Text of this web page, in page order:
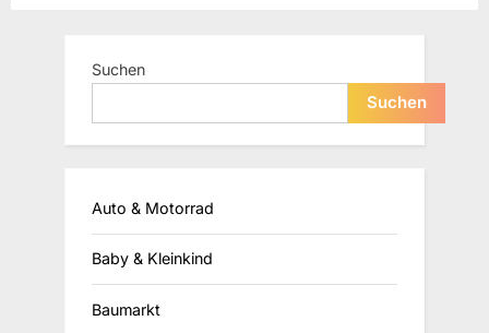
Suchen
Suchen
Auto & Motorrad
Baby & Kleinkind
Baumarkt